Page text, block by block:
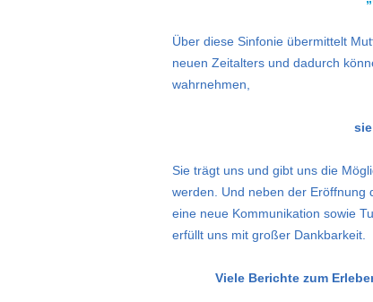
Über diese Sinfonie übermittelt
neuen Zeitalters und dadurch
wahrnehmen,
Sie trägt uns und gibt uns die
werden. Und neben der Eröffnung
eine neue Kommunikation sowie
erfüllt uns mit großer Dankbarkeit.
Viele Berichte zum